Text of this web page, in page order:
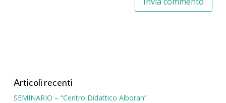
Articoli recenti
SEMINARIO – “Centro Didattico Alboran”